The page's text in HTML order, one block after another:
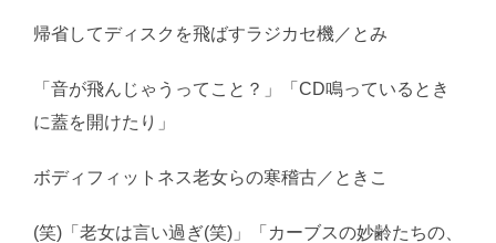
帰省してディスクを飛ばすラジカセ機／とみ
「音が飛んじゃうってこと？」「CD鳴っているとき
に蓋を開けたり」
ボディフィットネス老女らの寒稽古／ときこ
(笑)「老女は言い過ぎ(笑)」「カーブスの妙齢たちの、